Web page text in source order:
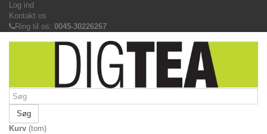
Log ind
Kontakt os
Ring til os: 0045-30226267
Søg
Kurv (tom)